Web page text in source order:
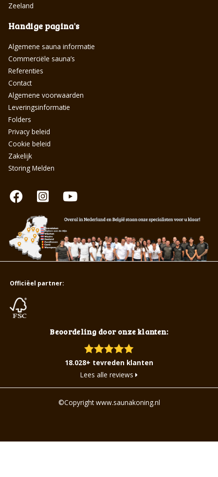
Zeeland
Handige pagina's
Algemene sauna informatie
Commerciële sauna’s
Referenties
Contact
Algemene voorwaarden
Leveringsinformatie
Folders
Privacy beleid
Cookie beleid
Zakelijk
Storing Melden
Beoordeling door onze klanten:
18.028+ tevreden klanten
Lees alle reviews
Officiëel partner:
©Copyright www.saunakoning.nl